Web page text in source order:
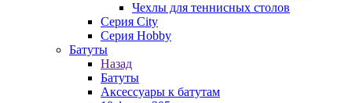
Чехлы для теннисных столов
Серия City
Серия Hobby
Батуты
Назад
Батуты
Аксессуары к батутам